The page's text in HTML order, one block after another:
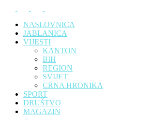
NASLOVNICA
JABLANICA
VIJESTI
KANTON
BIH
REGION
SVIJET
CRNA HRONIKA
SPORT
DRUŠTVO
MAGAZIN